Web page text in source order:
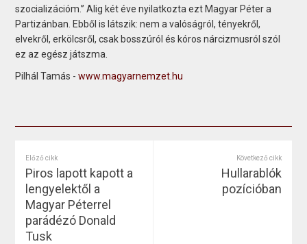
szocializációm.” Alig két éve nyilatkozta ezt Magyar Péter a
Partizánban. Ebből is látszik: nem a valóságról, tényekről,
elvekről, erkölcsről, csak bosszúról és kóros nárcizmusról szól
ez az egész játszma.
Pilhál Tamás -www.magyarnemzet.hu
Előző cikk
Piros lapott kapott a
lengyelektől a
Magyar Péterrel
parádézó Donald
Tusk
Következő cikk
Hullarablók
pozícióban